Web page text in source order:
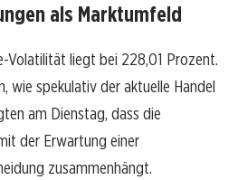
als Marktumfeld
Volatilität liegt bei 228,01 Prozent.
wie spekulativ der aktuelle Handel
am Dienstag, dass die
der Erwartung einer
zusammenhängt.